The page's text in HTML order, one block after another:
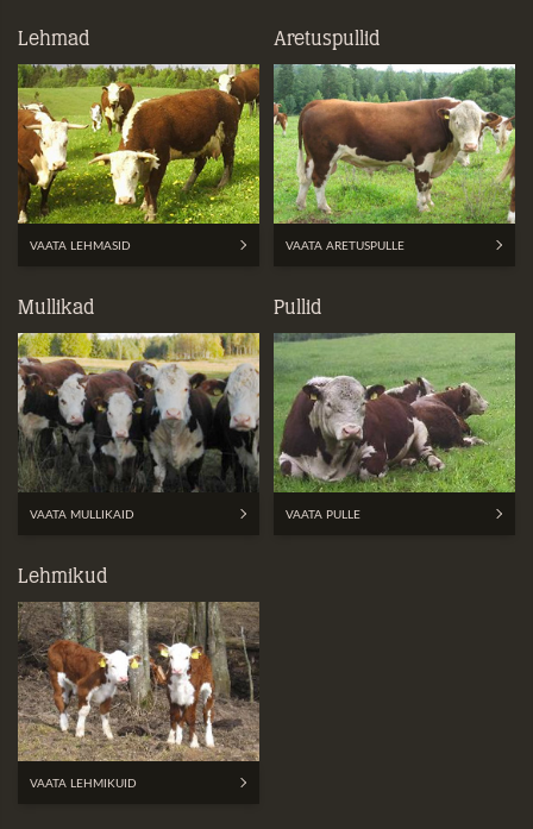
Lehmad
VAATA LEHMASID
Aretuspullid
VAATA ARETUSPULLE
Mullikad
VAATA MULLIKAID
Pullid
VAATA PULLE
Lehmikud
VAATA LEHMIKUID